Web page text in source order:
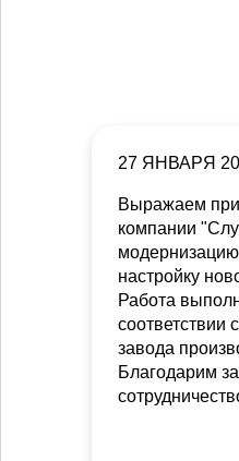
27 ЯНВАРЯ
Выражаем
компании
настройку
Работа
соответствии
завода
Благодарим за